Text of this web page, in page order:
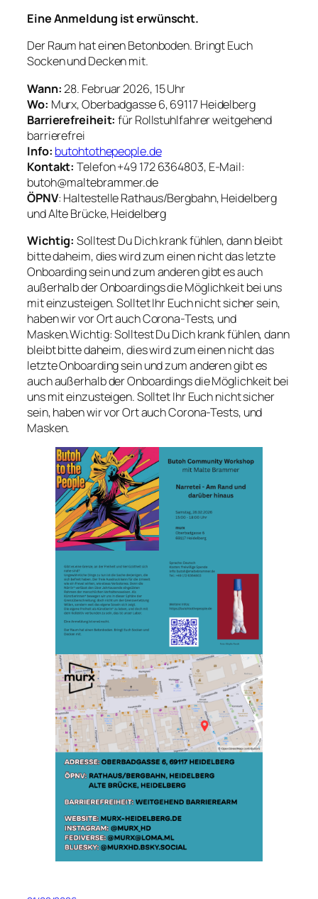
Eine Anmeldung ist erwünscht.
Der Raum hat einen Betonboden. Bringt Euch
Socken und Decken mit.
Wann:28. Februar 2026, 15 Uhr
Wo: Murx, Oberbadgasse 6, 69117 Heidelberg
Barrierefreiheit: für Rollstuhlfahrer weitgehend
barrierefrei
Info: butohtothepeople.de
Kontakt: Telefon +49 172 6364803, E-Mail:
butoh@maltebrammer.de
ÖPNV: Haltestelle Rathaus/Bergbahn, Heidelberg
und Alte Brücke, Heidelberg
Wichtig: Solltest Du Dich krank fühlen, dann bleibt
bitte daheim, dies wird zum einen nicht das letzte
Onboarding sein und zum anderen gibt es auch
außerhalb der Onboardings die Möglichkeit bei uns
mit einzusteigen. Solltet Ihr Euch nicht sicher sein,
haben wir vor Ort auch Corona-Tests, und
Masken.Wichtig: Solltest Du Dich krank fühlen, dann
bleibt bitte daheim, dies wird zum einen nicht das
letzte Onboarding sein und zum anderen gibt es
auch außerhalb der Onboardings die Möglichkeit bei
uns mit einzusteigen. Solltet Ihr Euch nicht sicher
sein, haben wir vor Ort auch Corona-Tests, und
Masken.